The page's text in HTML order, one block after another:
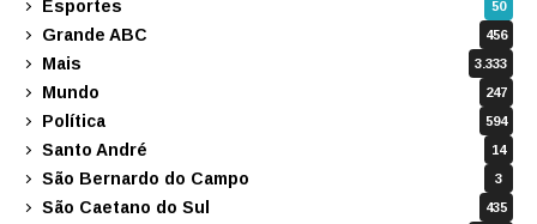
Esportes 50
Grande ABC 456
Mais 3.333
Mundo 247
Política 594
Santo André 14
São Bernardo do Campo 3
São Caetano do Sul 435